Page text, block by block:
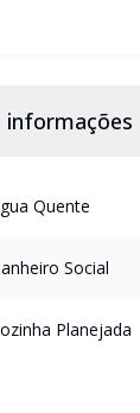
informações
Quente
Social
Planejada